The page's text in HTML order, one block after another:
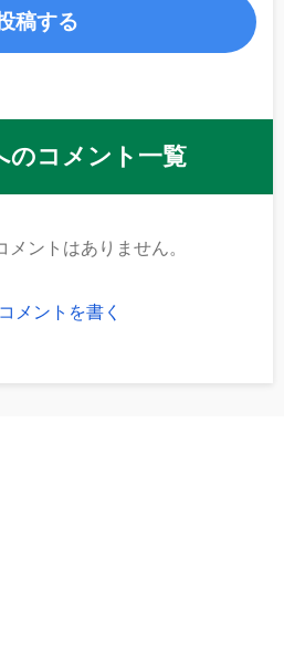
のコメント一覧
メントはありません。
コメントを書く